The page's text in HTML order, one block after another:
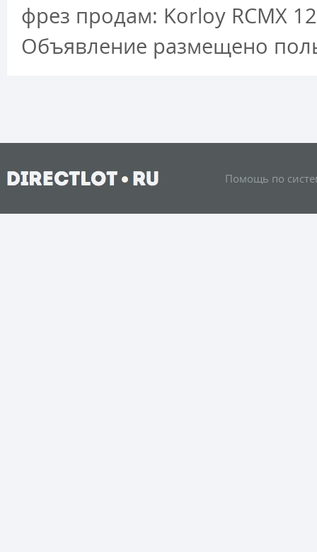
фрез продам: Korloy RCMX
Объявление размещено
Помощь по